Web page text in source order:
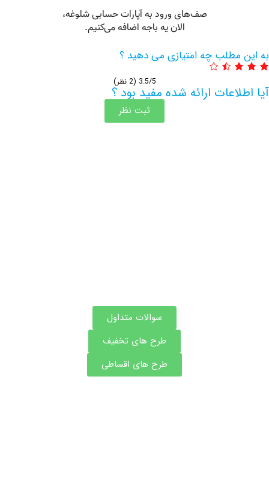
چه امتیازی می دهید ؟
ارائه شده مفید بود ؟
ثبت نظر
سوالات متداول
طرح های تخفیف
طرح های اقساطی